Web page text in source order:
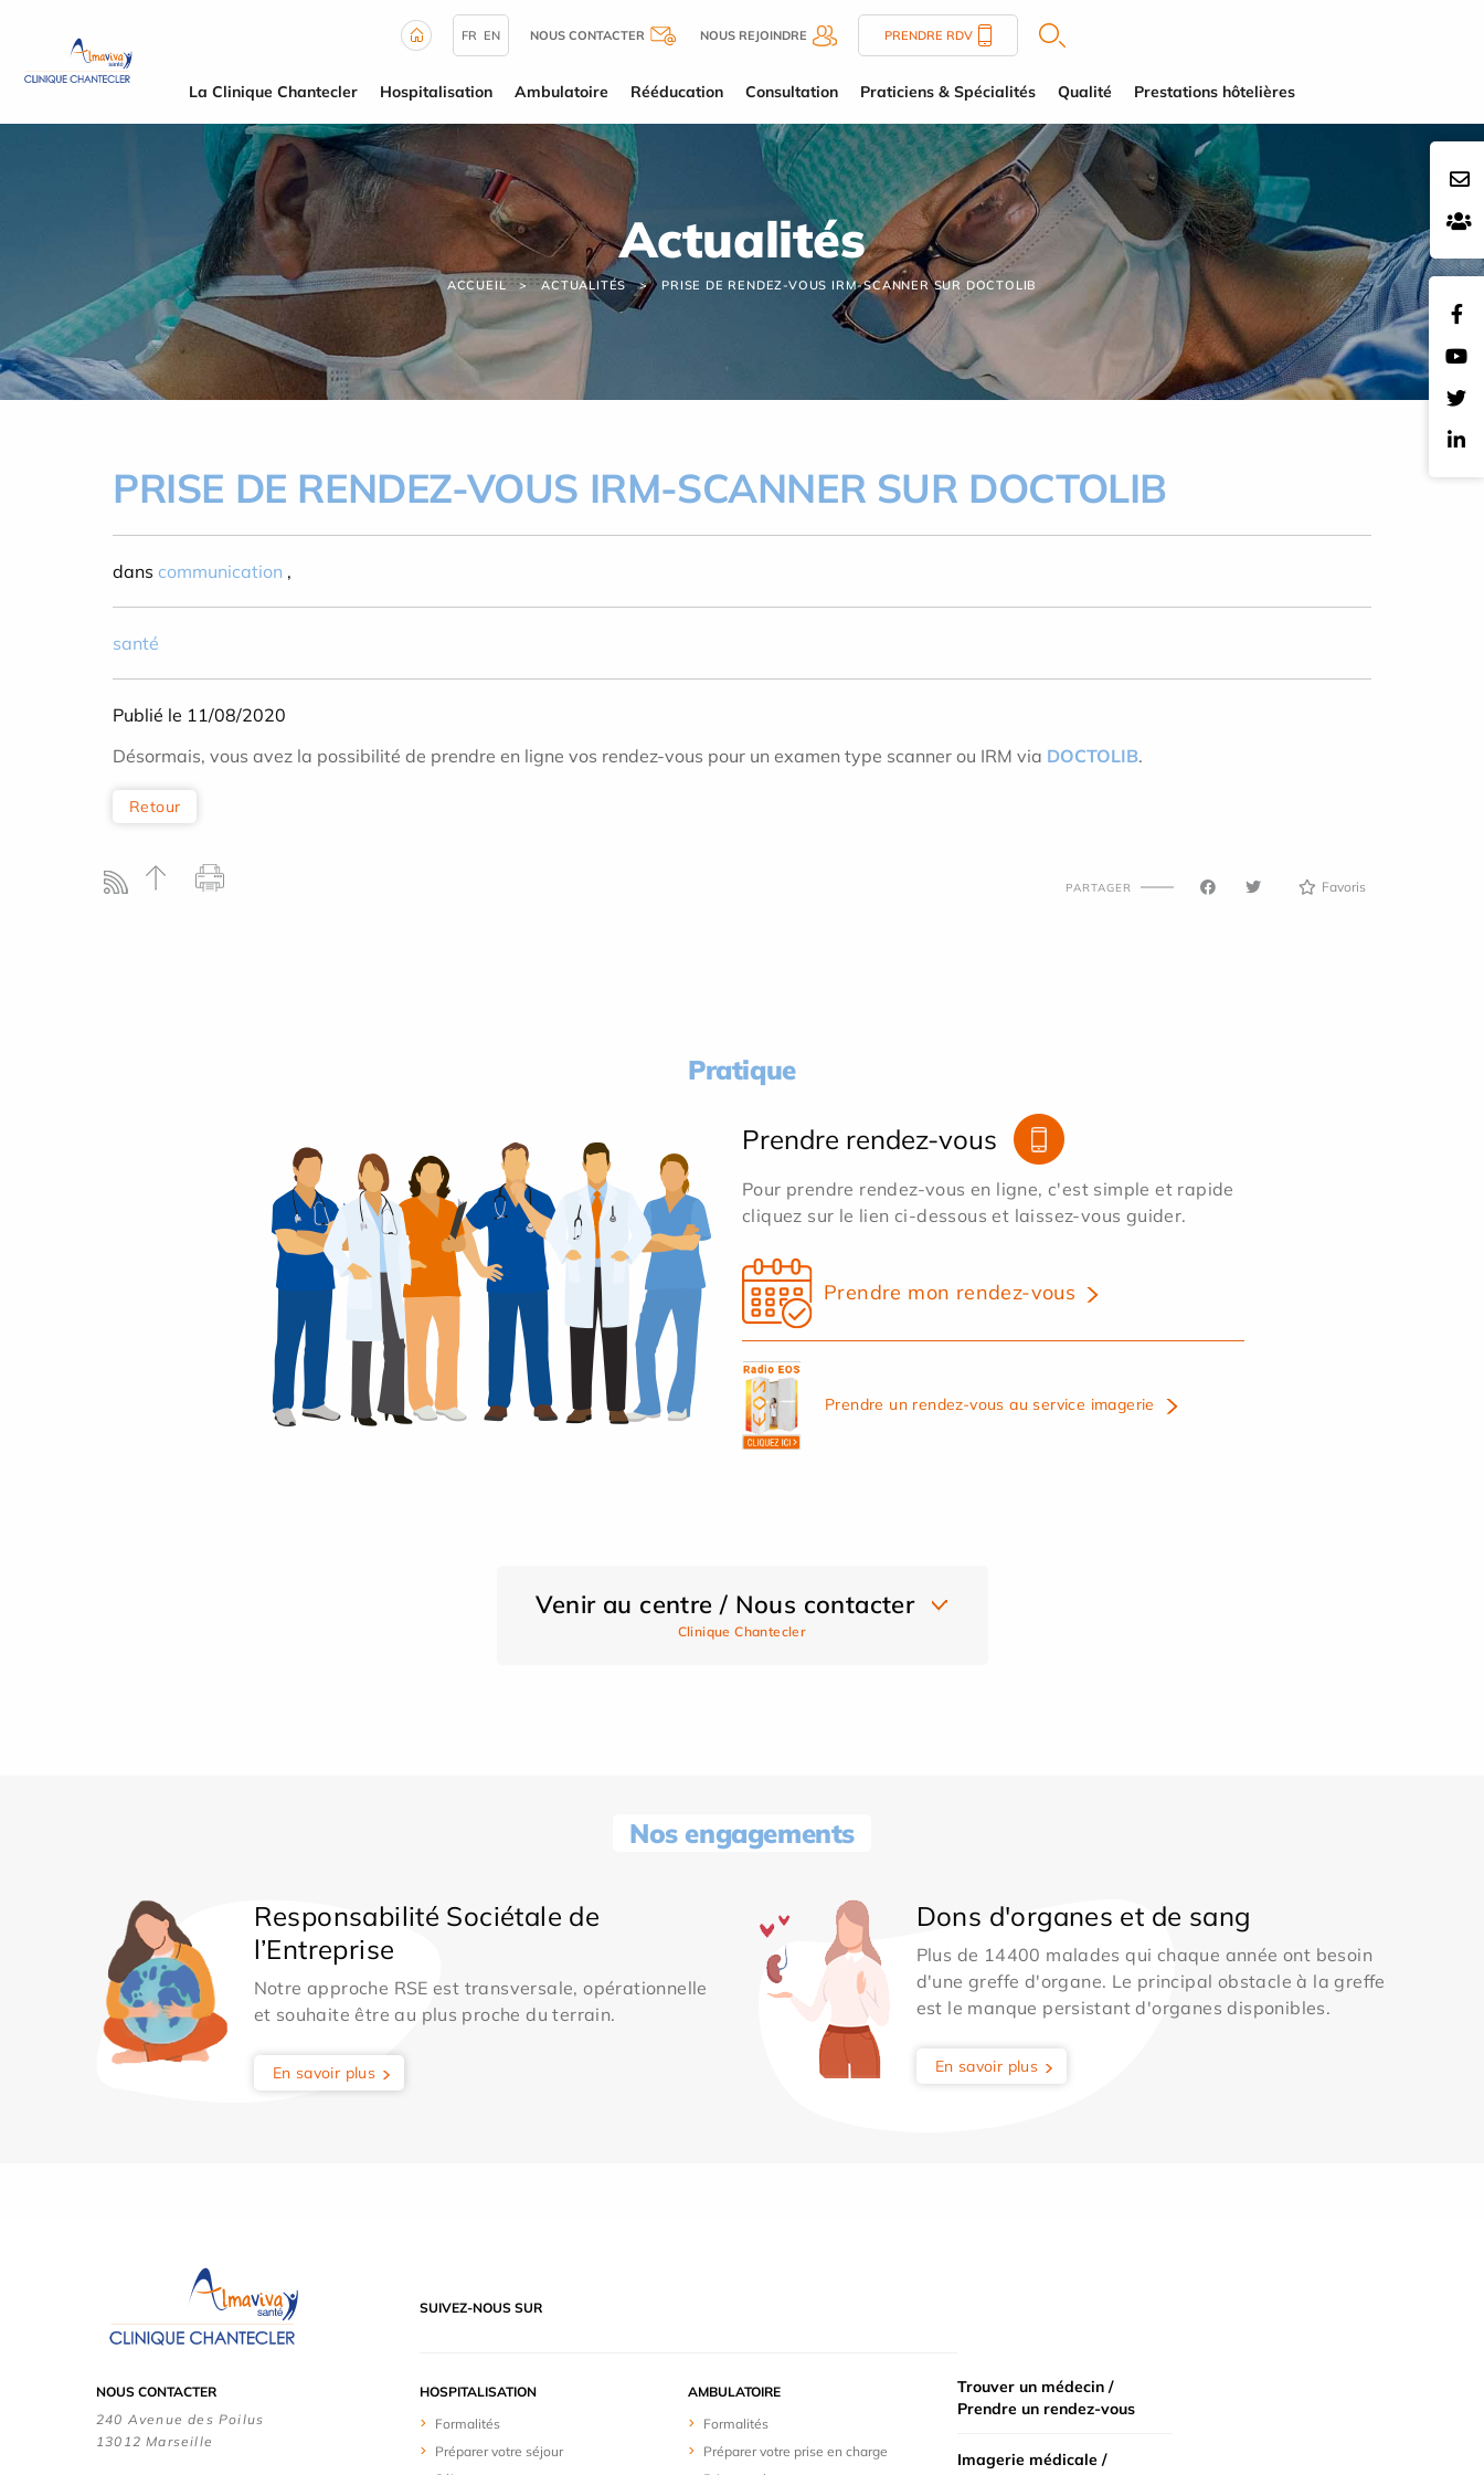
FR EN NOUS CONTACTER NOUS REJOINDRE PRENDRE RDV
La Clinique Chantecler Hospitalisation Ambulatoire Rééducation Consultation Praticiens & Spécialités Qualité Prestations hôtelières
Actualités
ACCUEIL ACTUALITÉS PRISE DE RENDEZ-VOUS IRM-SCANNER SUR DOCTOLIB
PRISE DE RENDEZ-VOUS IRM-SCANNER SUR DOCTOLIB
dans communication ,
santé
Publié le 11/08/2020
Désormais, vous avez la possibilité de prendre en ligne vos rendez-vous pour un examen type scanner ou IRM via DOCTOLIB.
Retour
PARTAGER Favoris
Pratique
Prendre rendez-vous
Pour prendre rendez-vous en ligne, c'est simple et rapide
cliquez sur le lien ci-dessous et laissez-vous guider.
Prendre mon rendez-vous
Prendre un rendez-vous au service imagerie
Venir au centre / Nous contacter
Clinique Chantecler
Nos engagements
Responsabilité Sociétale de
l’Entreprise
Notre approche RSE est transversale, opérationnelle
et souhaite être au plus proche du terrain.
En savoir plus
Dons d'organes et de sang
Plus de 14400 malades qui chaque année ont besoin
d'une greffe d'organe. Le principal obstacle à la greffe
est le manque persistant d'organes disponibles.
En savoir plus
SUIVEZ-NOUS SUR
NOUS CONTACTER
240 Avenue des Poilus
13012 Marseille
HOSPITALISATION
Formalités
Préparer votre séjour
AMBULATOIRE
Formalités
Préparer votre prise en charge
Trouver un médecin /
Prendre un rendez-vous
Imagerie médicale /